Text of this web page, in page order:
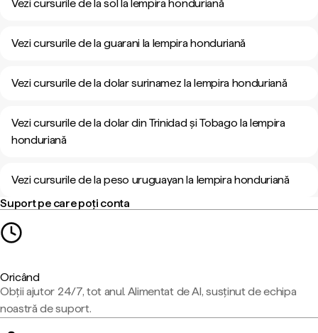
Vezi cursurile de la sol la lempira honduriană
Vezi cursurile de la guarani la lempira honduriană
Vezi cursurile de la dolar surinamez la lempira honduriană
Vezi cursurile de la dolar din Trinidad și Tobago la lempira
honduriană
Vezi cursurile de la peso uruguayan la lempira honduriană
Suport pe care poți conta
Oricând
Obții ajutor 24/7, tot anul. Alimentat de AI, susținut de echipa
noastră de suport.